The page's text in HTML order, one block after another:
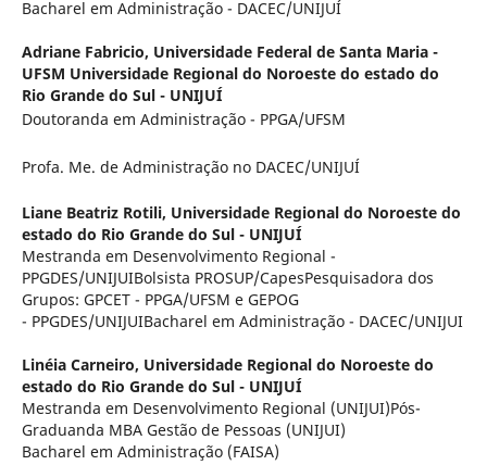
Bacharel em Administração - DACEC/UNIJUÍ
Adriane Fabricio, Universidade Federal de Santa Maria -
UFSM Universidade Regional do Noroeste do estado do
Rio Grande do Sul - UNIJUÍ
Doutoranda em Administração - PPGA/UFSM
Profa. Me. de Administração no DACEC/UNIJUÍ
Liane Beatriz Rotili, Universidade Regional do Noroeste do
estado do Rio Grande do Sul - UNIJUÍ
Mestranda em Desenvolvimento Regional -
PPGDES/UNIJUIBolsista PROSUP/CapesPesquisadora dos
Grupos: GPCET - PPGA/UFSM e GEPOG
- PPGDES/UNIJUIBacharel em Administração - DACEC/UNIJUI
Linéia Carneiro, Universidade Regional do Noroeste do
estado do Rio Grande do Sul - UNIJUÍ
Mestranda em Desenvolvimento Regional (UNIJUI)Pós-
Graduanda MBA Gestão de Pessoas (UNIJUI)
Bacharel em Administração (FAISA)